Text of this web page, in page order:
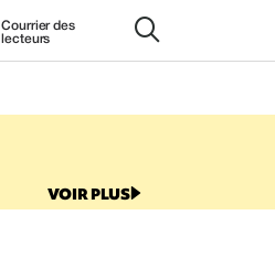
Courrier des
lecteurs
VOIR PLUS